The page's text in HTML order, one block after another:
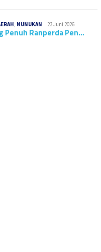
NUNUKAN 23 Juni 2026
Penuh Ranperda Pen…